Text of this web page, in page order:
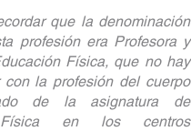
que la denominación
profesión era Profesora y
Física, que no hay
con la profesión del cuerpo
de la asignatura de
Física en los centros